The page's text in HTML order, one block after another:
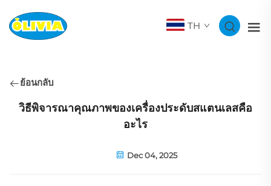
TH
ย้อนกลับ
วิธีพิจารณาคุณภาพของเครื่องประดับสแตนเลสคือ
อะไร
Dec 04, 2025